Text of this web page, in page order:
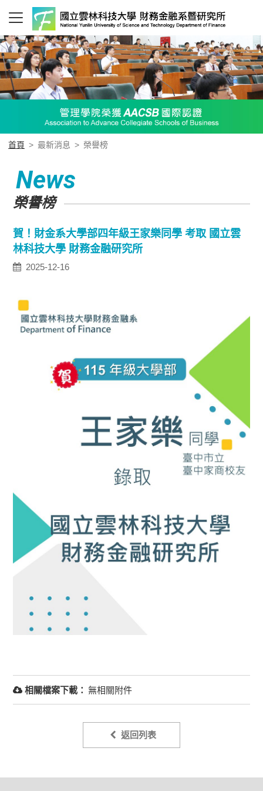
首頁 > 最新消息 > 榮譽榜
News
榮譽榜
賀！財金系大學部四年級王家樂同學 考取 國立雲
林科技大學 財務金融研究所
2025-12-16
相關檔案下載： 無相關附件
返回列表